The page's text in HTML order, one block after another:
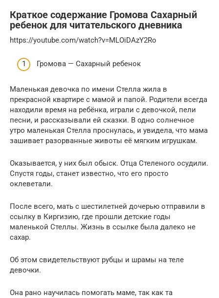
Краткое содержание Громова Сахарный
ребенок для читательского дневника
https://youtube.com/watch?v=MLOiDAzY2Ro
Громова — Сахарный ребенок
Маленькая девочка по имени Стелла жила в
прекрасной квартире с мамой и папой. Родители всегда
находили время на ребёнка, играли с девочкой, пели
песни, и рассказывали ей сказки. В одно солнечное
утро маленькая Стелла проснулась, и увидела, что мама
зашивает разорванные животы её мягким игрушкам.
Оказывается, у них был обыск. Отца Стеленого осудили.
Спустя годы, станет известно, что его просто
оклеветали.
После всего, мать с шестилетней дочерью отправили в
ссылку в Киргизию, где прошли детские годы
маленькой Стеллы. Жизнь в ссылке была далеко не
сахар.
Об этом свидетельствуют рубцы и шрамы на теле
девочки.
Она рано научилась помогать маме, так как та